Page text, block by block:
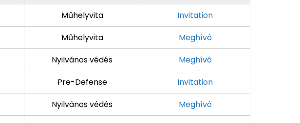
Műhelyvita
Invitation
Műhelyvita
Meghívó
Nyilvános védés
Meghívó
Pre-Defense
Invitation
Nyilvános védés
Meghívó